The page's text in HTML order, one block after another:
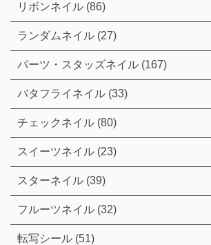
リボンネイル (86)
ランダムネイル (27)
パーツ・スタッズネイル (167)
バタフライネイル (33)
チェックネイル (80)
スイーツネイル (23)
スターネイル (39)
フルーツネイル (32)
転写シール (51)